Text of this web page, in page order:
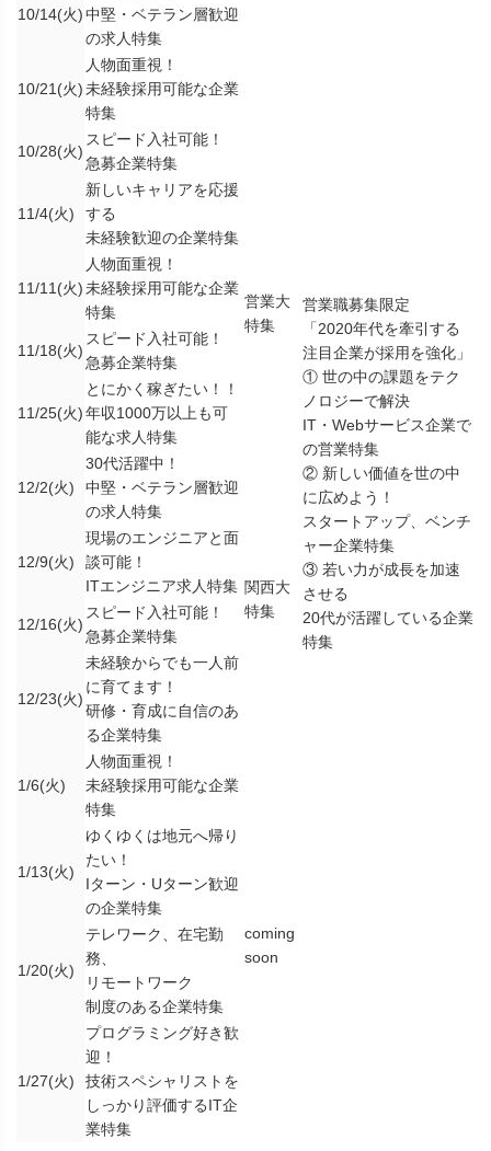
営業職募集限定
「2020年代を牽引する
注目企業が採用を強化」
① 世の中の課題をテク
ノロジーで解決
IT・Webサービス企業で
の営業特集
② 新しい価値を世の中
に広めよう！
スタートアップ、ベンチ
ャー企業特集
③ 若い力が成長を加速
させる
20代が活躍している企業
特集
10/14(火)中堅・ベテラン層歓迎
の求人特集
10/21(火)
人物面重視！
未経験採用可能な企業
特集
10/28(火)
スピード入社可能！
急募企業特集
11/4(火)
新しいキャリアを応援
する
未経験歓迎の企業特集
営業大
特集
11/11(火)
人物面重視！
未経験採用可能な企業
特集
11/18(火)
スピード入社可能！
急募企業特集
11/25(火)
とにかく稼ぎたい！！
年収1000万以上も可
能な求人特集
12/2(火)
30代活躍中！
中堅・ベテラン層歓迎
の求人特集
関西大
特集
12/9(火)
現場のエンジニアと面
談可能！
ITエンジニア求人特集
12/16(火)
スピード入社可能！
急募企業特集
12/23(火)
未経験からでも一人前
に育てます！
研修・育成に自信のあ
る企業特集
1/6(火)
人物面重視！
未経験採用可能な企業
特集
coming
soon
1/13(火)
ゆくゆくは地元へ帰り
たい！
Iターン・Uターン歓迎
の企業特集
1/20(火)
テレワーク、在宅勤
務、
リモートワーク
制度のある企業特集
1/27(火)
プログラミング好き歓
迎！
技術スペシャリストを
しっかり評価するIT企
業特集